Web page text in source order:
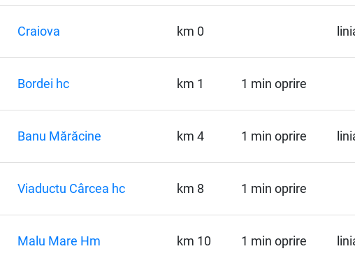
Craiova km 0
Bordei hc km 1 1 min oprire
Banu Mărăcine km 4 1 min oprire
Viaductu Cârcea hc km 8 1 min oprire
Malu Mare Hm km 10 1 min oprire